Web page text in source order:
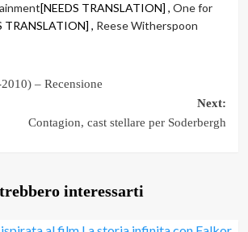
[NEEDS TRANSLATION] , One for
TRANSLATION] , Reese Witherspoon
– Recensione
Next:
Contagion, cast stellare per Soderbergh
interessarti